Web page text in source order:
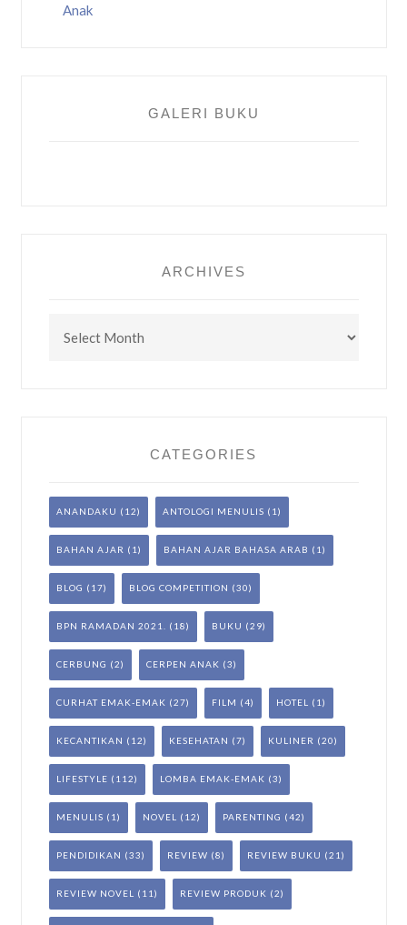
Anak
GALERI BUKU
ARCHIVES
CATEGORIES
ANANDAKU (12) ANTOLOGI MENULIS (1)
BAHAN AJAR (1) BAHAN AJAR BAHASA ARAB (1)
BLOG (17) BLOG COMPETITION (30)
BPN RAMADAN 2021. (18) BUKU (29)
CERBUNG (2) CERPEN ANAK (3)
CURHAT EMAK-EMAK (27) FILM (4) HOTEL (1)
KECANTIKAN (12) KESEHATAN (7) KULINER (20)
LIFESTYLE (112) LOMBA EMAK-EMAK (3)
MENULIS (1) NOVEL (12) PARENTING (42)
PENDIDIKAN (33) REVIEW (8) REVIEW BUKU (21)
REVIEW NOVEL (11) REVIEW PRODUK (2)